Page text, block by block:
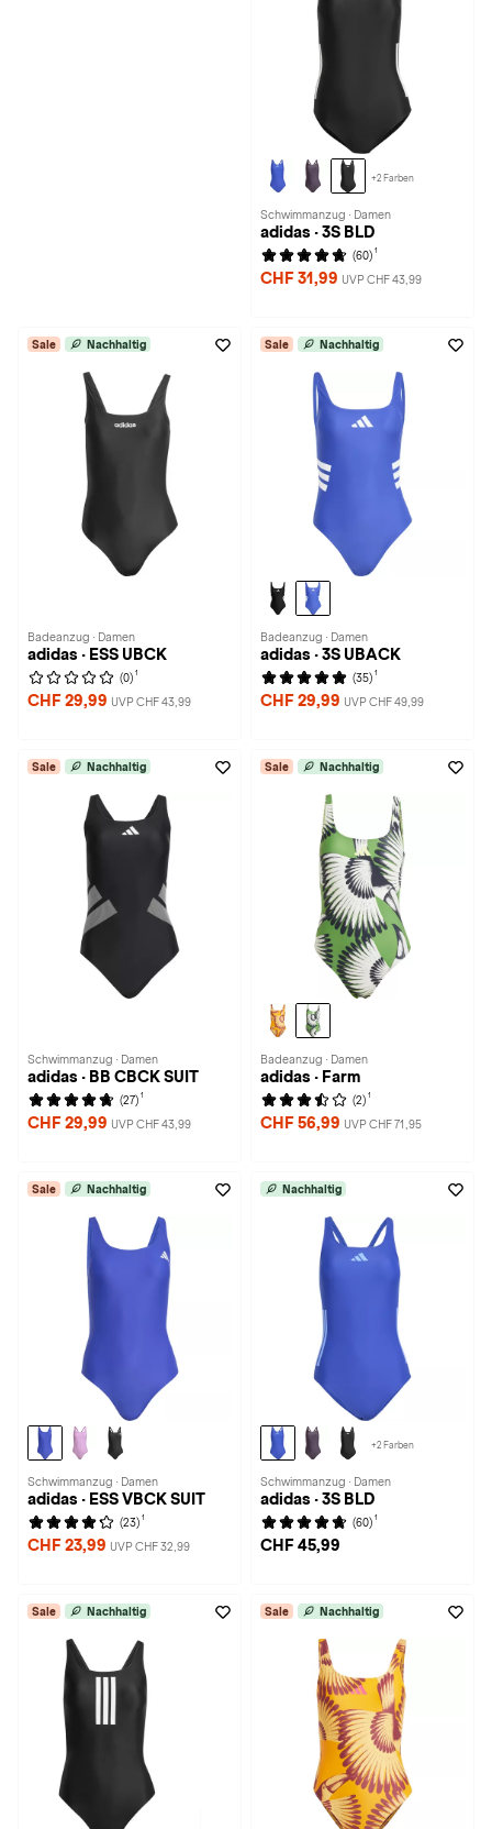
+2 Farben
Schwimmanzug · Damen
adidas · 3S BLD
(60) 1
CHF 31,99 UVP CHF 43,99
Sale Nachhaltig
Badeanzug · Damen
adidas · ESS UBCK
(0) 1
CHF 29,99 UVP CHF 43,99
Sale Nachhaltig
Badeanzug · Damen
adidas · 3S UBACK
(35) 1
CHF 29,99 UVP CHF 49,99
Sale Nachhaltig
Schwimmanzug · Damen
adidas · BB CBCK SUIT
(27) 1
CHF 29,99 UVP CHF 43,99
Sale Nachhaltig
Badeanzug · Damen
adidas · Farm
(2) 1
CHF 56,99 UVP CHF 71,95
Sale Nachhaltig
Schwimmanzug · Damen
adidas · ESS VBCK SUIT
(23) 1
CHF 23,99 UVP CHF 32,99
Nachhaltig
+2 Farben
Schwimmanzug · Damen
adidas · 3S BLD
(60) 1
CHF 45,99
Sale Nachhaltig Sale Nachhaltig